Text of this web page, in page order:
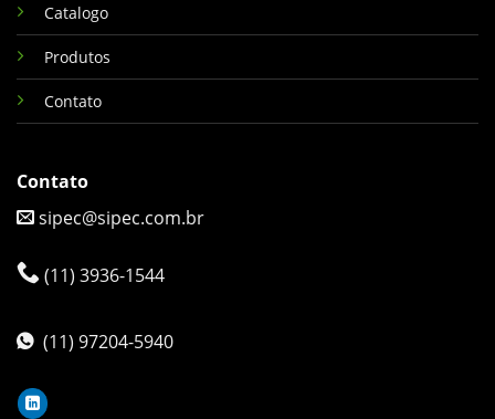
Catalogo
Produtos
Contato
Contato
sipec@sipec.com.br
(11) 3936-1544
(11) 97204-5940